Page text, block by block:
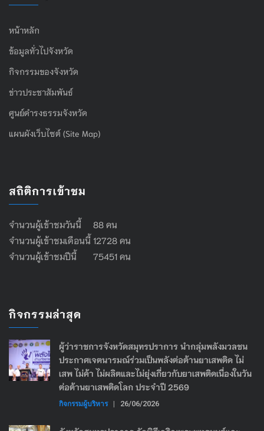
หน้าหลัก
ข้อมูลทั่วไปจังหวัด
กิจกรรมของจังหวัด
ข่าวประชาสัมพันธ์
ศูนย์ดำรงธรรมจังหวัด
แผนผังเว็บไซต์ (Site Map)
สถิติการเข้าชม
จำนวนผู้เข้าชมวันนี้ 88 คน
จำนวนผู้เข้าชมเดือนนี้ 12728 คน
จำนวนผู้เข้าชมปีนี้ 75451 คน
กิจกรรมล่าสุด
ผู้ว่าราชการจังหวัดสมุทรปราการ นำกลุ่มพลังมวลชน
ประกาศเจตนารมณ์ร่วมเป็นพลังต่อต้านยาเสพติด ไม่
เสพ ไม่ค้า ไม่ผลิตและไม่ยุ่งเกี่ยวกับยาเสพติดเนื่องในวัน
ต่อต้านยาเสพติดโลก ประจำปี 2569
กิจกรรมผู้บริหาร | 26/06/2026